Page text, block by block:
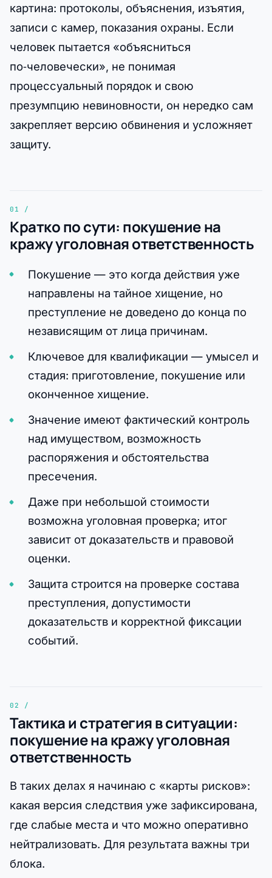
картина: протоколы, объяснения, изъятия,
записи с камер, показания охраны. Если
человек пытается «объясниться
по‑человечески», не понимая
процессуальный порядок и свою
презумпцию невиновности, он нередко сам
закрепляет версию обвинения и усложняет
защиту.
Кратко по сути: покушение на
кражу уголовная ответственность
Покушение — это когда действия уже
направлены на тайное хищение, но
преступление не доведено до конца по
независящим от лица причинам.
Ключевое для квалификации — умысел и
стадия: приготовление, покушение или
оконченное хищение.
Значение имеют фактический контроль
над имуществом, возможность
распоряжения и обстоятельства
пресечения.
Даже при небольшой стоимости
возможна уголовная проверка; итог
зависит от доказательств и правовой
оценки.
Защита строится на проверке состава
преступления, допустимости
доказательств и корректной фиксации
событий.
Тактика и стратегия в ситуации:
покушение на кражу уголовная
ответственность
В таких делах я начинаю с «карты рисков»:
какая версия следствия уже зафиксирована,
где слабые места и что можно оперативно
нейтрализовать. Для результата важны три
блока.